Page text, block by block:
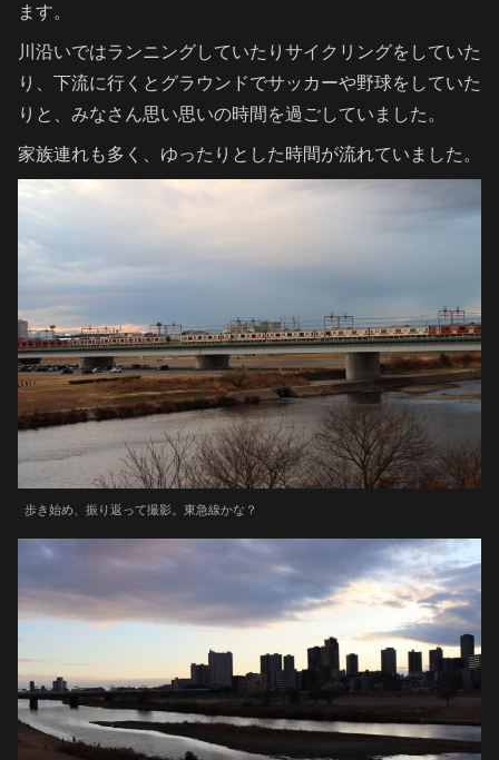
ます。
川沿いではランニングしていたりサイクリングをしていた
り、下流に行くとグラウンドでサッカーや野球をしていた
りと、みなさん思い思いの時間を過ごしていました。
家族連れも多く、ゆったりとした時間が流れていました。
歩き始め、振り返って撮影。東急線かな？